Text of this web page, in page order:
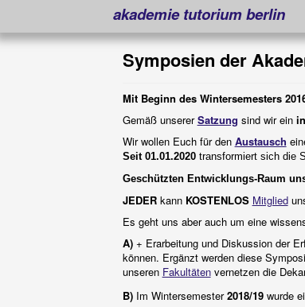
akademie tutorium berlin
Symposien der
Mit Beginn des Wintersemesters
Gemäß unsererSatzung sind wir ein
Wir wollen Euch für den Austausch
Seit 01.01.2020 transformiertsich die
GeschütztenEntwicklungs-Raum
JEDERkann KOSTENLOS Mitglied
Es geht uns aber auch um eine
A)+ Erarbeitung und Diskussion der
können. Ergänzt werden diese
unseren Fakultätenvernetzen die
B)Im Wintersemester2018/19wurde